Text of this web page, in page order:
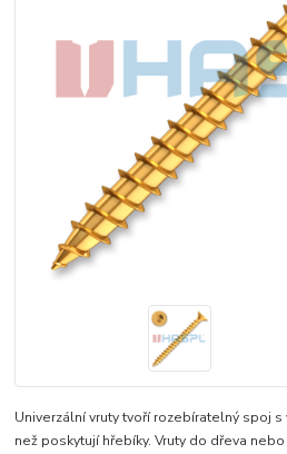
Univerzální vruty tvoří rozebíratelný spoj
než poskytují hřebíky. Vruty do dřeva